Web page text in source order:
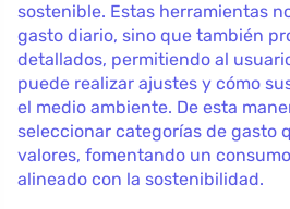
sostenible. Estas herramientas
gasto diario, sino que también
detallados, permitiendo al
puede realizar ajustes y cómo
el medio ambiente. De esta
seleccionar categorías de gasto
valores, fomentando un
alineado con la sostenibilidad.